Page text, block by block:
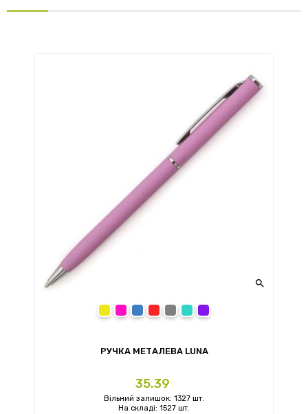

РУЧКА МЕТАЛЕВА LUNA
Ціна
35.39
Вільний залишок: 1327 шт.
На складі: 1527 шт.